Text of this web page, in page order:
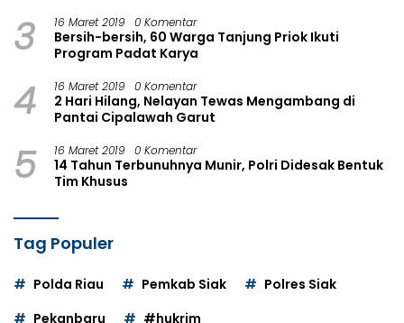
3 16 Maret 2019 0 Komentar
Bersih-bersih, 60 Warga Tanjung Priok Ikuti
Program Padat Karya
4 16 Maret 2019 0 Komentar
2 Hari Hilang, Nelayan Tewas Mengambang di
Pantai Cipalawah Garut
5 16 Maret 2019 0 Komentar
14 Tahun Terbunuhnya Munir, Polri Didesak Bentuk
Tim Khusus
Tag Populer
Polda Riau Pemkab Siak
Polres Siak
Pekanbaru
#hukrim